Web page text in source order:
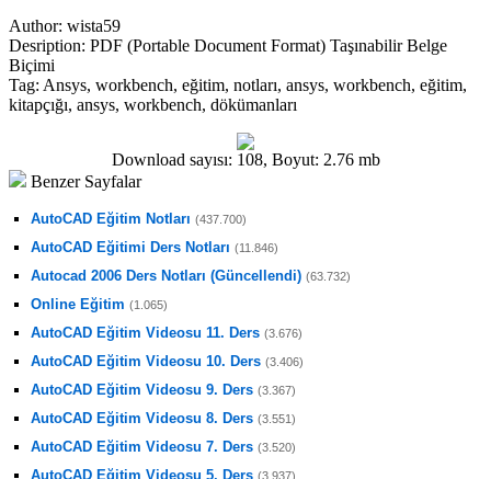
Author: wista59
Desription: PDF (Portable Document Format) Taşınabilir Belge
Biçimi
Tag: Ansys, workbench, eğitim, notları, ansys, workbench, eğitim,
kitapçığı, ansys, workbench, dökümanları
Download sayısı: 108, Boyut: 2.76 mb
Benzer Sayfalar
AutoCAD Eğitim Notları (437.700)
AutoCAD Eğitimi Ders Notları (11.846)
Autocad 2006 Ders Notları (Güncellendi) (63.732)
Online Eğitim (1.065)
AutoCAD Eğitim Videosu 11. Ders (3.676)
AutoCAD Eğitim Videosu 10. Ders (3.406)
AutoCAD Eğitim Videosu 9. Ders (3.367)
AutoCAD Eğitim Videosu 8. Ders (3.551)
AutoCAD Eğitim Videosu 7. Ders (3.520)
AutoCAD Eğitim Videosu 5. Ders (3.937)